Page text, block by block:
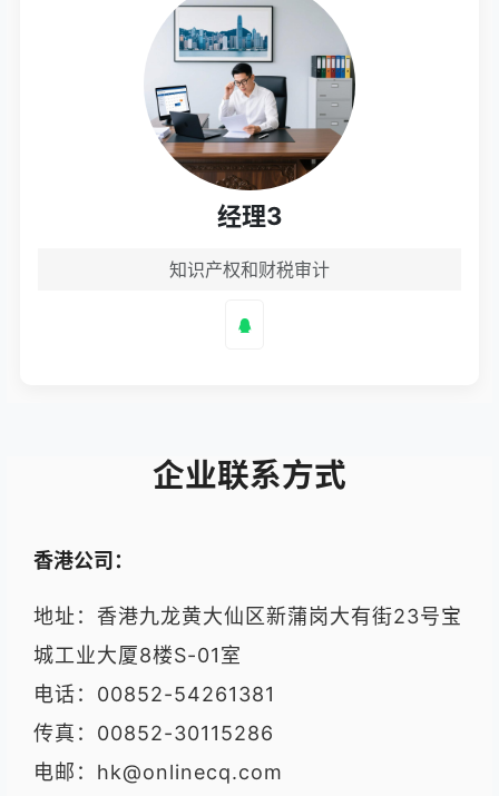
经理3
知识产权和财税审计
企业联系方式
香港公司：
地址： 香港九龙黄大仙区新蒲岗大有街23号宝
城工业大厦8楼S-01室
电话：00852-54261381
传真：00852-30115286
电邮：hk@onlinecq.com